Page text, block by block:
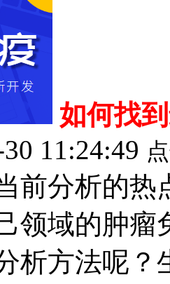
如何找
11:24:49
前分析的
领域的肿瘤
析方法呢